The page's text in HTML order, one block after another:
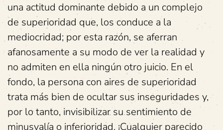
una actitud dominante debido a un complejo
de superioridad que, los conduce a la
mediocridad; por esta razón, se aferran
afanosamente a su modo de ver la realidad y
no admiten en ella ningún otro juicio. En el
fondo, la persona con aires de superioridad
trata más bien de ocultar sus inseguridades y,
por lo tanto, invisibilizar su sentimiento de
minusvalía o inferioridad. ¡Cualquier parecido